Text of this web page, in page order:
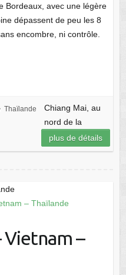
Bordeaux, avec une légère
dépassent de peu les 8
encombre, ni contrôle.
Thaïlande
Chiang Mai, au
nord de la
plus de détails
Vietnam –